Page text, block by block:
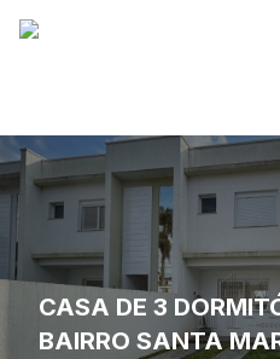
CASA DE 3
BAIRRO SANTA